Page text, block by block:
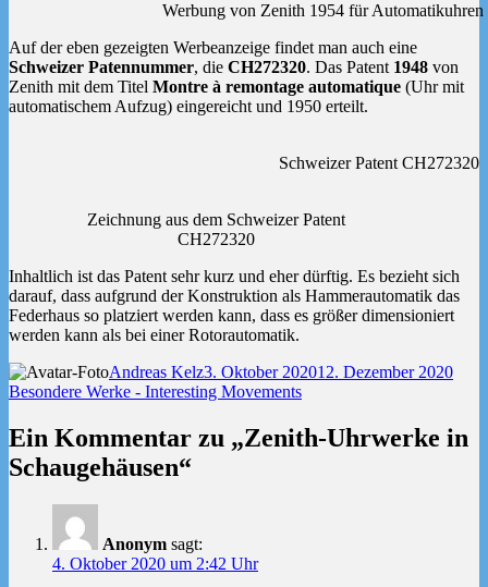
Werbung von Zenith 1954 für
Auf der eben gezeigten Werbeanzeige findet man auch eine
Schweizer Patennummer, die CH272320. Das Patent 1948 von
Zenith mit dem Titel Montre à remontage automatique (Uhr mit
automatischem Aufzug) eingereicht und 1950 erteilt.
Schweizer Patent CH272320
Zeichnung aus dem Schweizer Patent
CH272320
Inhaltlich ist das Patent sehr kurz und eher dürftig. Es bezieht sich
darauf, dass aufgrund der Konstruktion als Hammerautomatik das
Federhaus so platziert werden kann, dass es größer dimensioniert
werden kann als bei einer Rotorautomatik.
Autor
Andreas KelzVeröffentlicht
am
3. Oktober 202012. Dezember 2020
Besondere Werke - Interesting Movements
Ein Kommentar zu „Zenith-Uhrwerke in
Schaugehäusen“
Anonym sagt:
4. Oktober 2020 um 2:42 Uhr